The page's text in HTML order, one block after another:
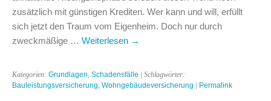
zusätzlich mit günstigen Krediten. Wer kann und will, erfüllt
sich jetzt den Traum vom Eigenheim. Doch nur durch
zweckmäßige … Weiterlesen →
Kategorien: Grundlagen Schadensfälle | Schlagwörter:
Bauleistungsversicherung Wohngebäudeversicherung | Permalink